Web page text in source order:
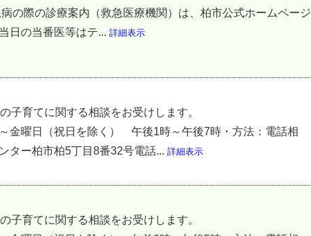
の際の診療案内（救急医療機関）は、柏市公式ホームページ
日の当番医等はテ... 詳細表示
の保護者の子育てに関する相談をお受けします。
午後1時～午後7時・方法：電話相
ター柏市柏5丁目8番32号電話... 詳細表示
の保護者の子育てに関する相談をお受けします。